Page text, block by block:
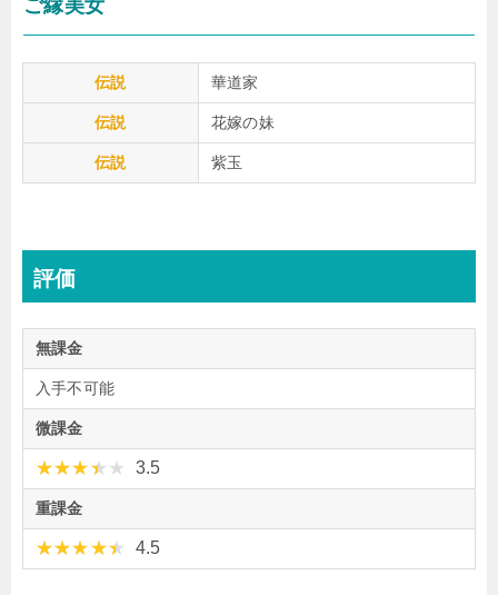
ご縁美女
伝説 華道家
伝説 花嫁の妹
伝説 紫玉
評価
無課金
入手不可能
微課金
3.5
重課金
4.5